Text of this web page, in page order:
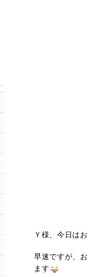
Ｙ様、今日は
早速ですが、
ます